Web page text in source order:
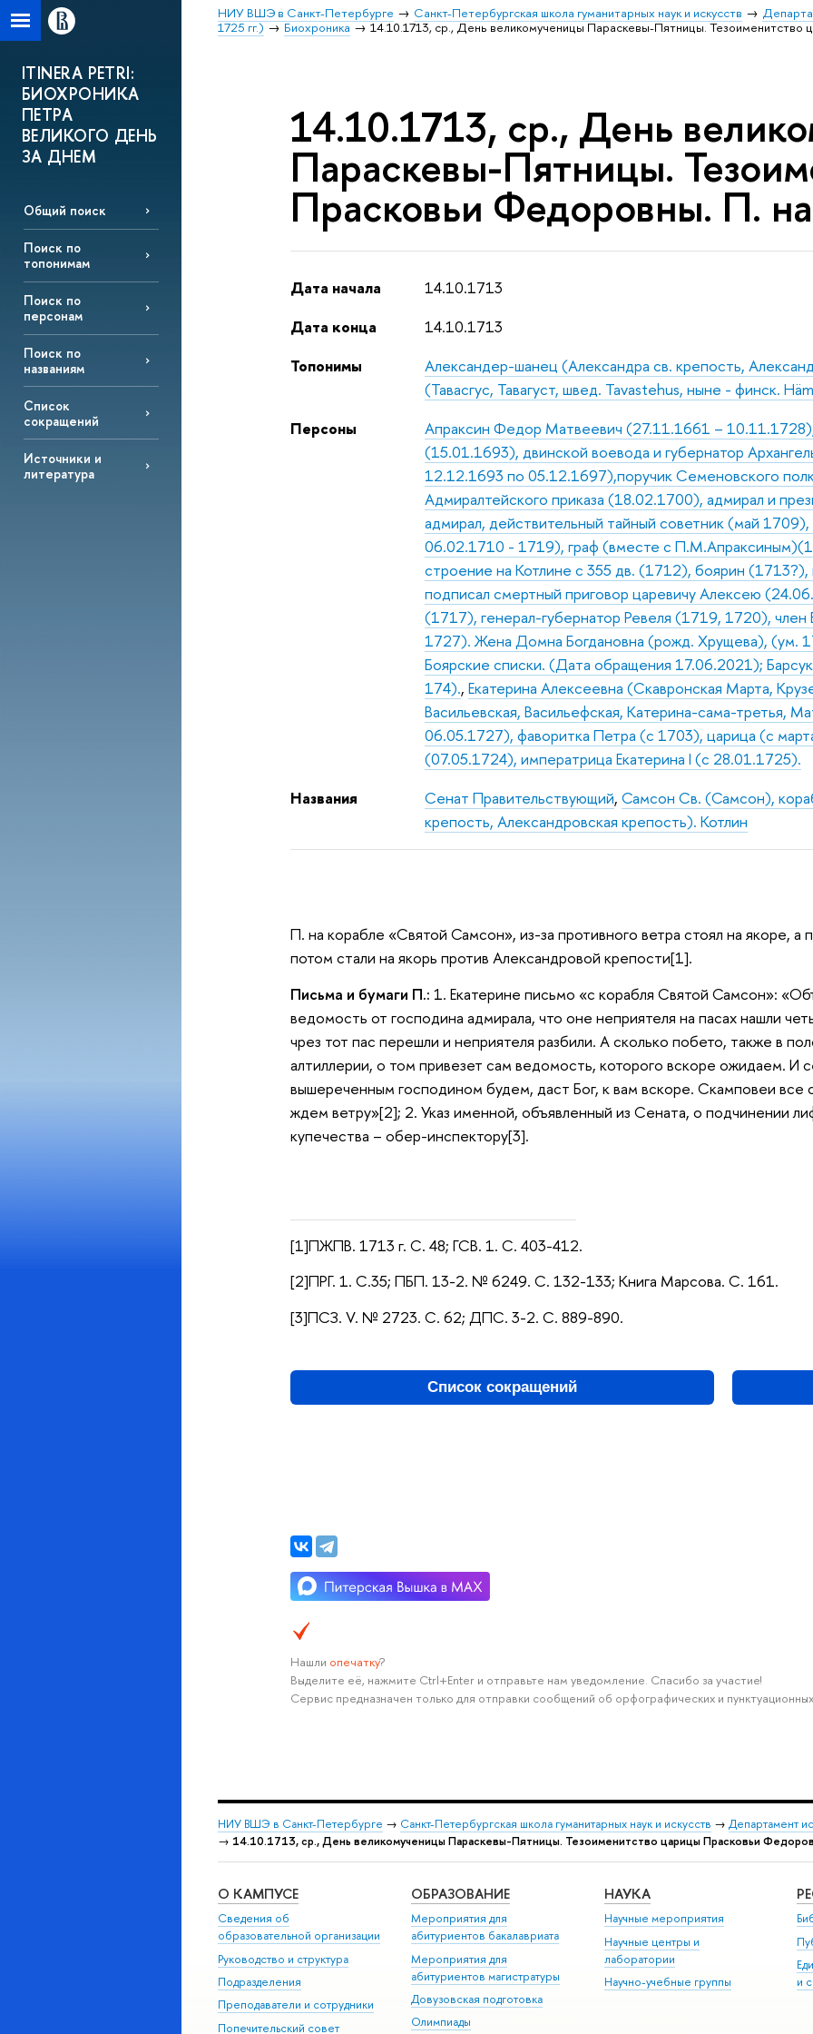
НИУ ВШЭ в Санкт-Петербурге Санкт-Петербургская школа гуманитарных наук и искусств
1725 гг.)
Биохроника 14.10.1713, ср., День великомученицы Параскевы-Пятницы.
ITINERA PETRI:
БИОХРОНИКА
ПЕТРА
ВЕЛИКОГО ДЕНЬ
ЗА ДНЕМ
Общий поиск
Поиск по
топонимам
Поиск по
персонам
Поиск по
названиям
Список
сокращений
Источники и
литература
14.10.1713, ср., День
Параскевы-Пятницы.
Прасковьи Федоровны. П.
Дата начала
14.10.1713
Дата конца
14.10.1713
Топонимы
Александер-шанец (Александра св. крепость,
(Тавасгус, Тавагуст, швед. Tavastehus, ныне - финск.
Персоны
Апраксин Федор Матвеевич (27.11.1661 –
(15.01.1693), двинской воевода и губернатор
12.12.1693 по 05.12.1697),поручик Семеновского
Адмиралтейского приказа (18.02.1700), адмирал и
адмирал, действительный тайный советник (май
06.02.1710 - 1719), граф (вместе с
строение на Котлине с 355 дв. (1712), боярин
подписал смертный приговор царевичу Алексею
(1717), генерал-губернатор Ревеля (1719, 1720),
1727). Жена Домна Богдановна (рожд. Хрущева), (ум.
Боярские списки. (Дата обращения 17.06.2021);
174).,Екатерина Алексеевна (Скавронская Марта,
Васильевская, Васильефская, Катерина-сама-третья,
06.05.1727), фаворитка Петра (с 1703), царица (с
(07.05.1724), императрица Екатерина I (с 28.01.1725).
Названия
Сенат Правительствующий,Самсон Св. (Самсон),
крепость, Александровская крепость). Котлин
П. на корабле «Святой Самсон», из-за противного ветра стоял на якоре, а
потом стали на якорь против Александровой крепости[1].
Письма и бумаги П.: 1. Екатерине письмо «с корабля Святой Самсон»:
ведомость от господина адмирала, что оне неприятеля на пасах нашли
чрез тот пас перешли и неприятеля разбили. А сколько побето, также в
алтиллерии, о том привезет сам ведомость, которого вскоре ожидаем.
вышереченным господином будем, даст Бог, к вам вскоре. Скамповеи все
ждем ветру»[2]; 2. Указ именной, объявленный из Сената, о подчинении
купечества – обер-инспектору[3].
[1]ПЖПВ. 1713 г. С. 48; ГСВ. 1. С. 403-412.
[2]ПРГ. 1. С.35; ПБП. 13-2. № 6249. С. 132-133; Книга Марсова. С. 161.
[3]ПСЗ. V. № 2723. С. 62; ДПС. 3-2. С. 889-890.
Список сокращений
Нашли опечатку?
Выделите её, нажмите Ctrl+Enter и отправьте нам уведомление. Спасибо за участие!
Сервис предназначен только для отправки сообщений об орфографических и
НИУ ВШЭ в Санкт-Петербурге → Санкт-Петербургская школа гуманитарных наук и искусств → Департамент
→ 14.10.1713, ср., День великомученицы Параскевы-Пятницы. Тезоименитство царицы Прасковьи
О КАМПУСЕ
Сведения об
образовательной организации
Руководство и структура
Подразделения
Преподаватели и сотрудники
Попечительский совет
ОБРАЗОВАНИЕ
Мероприятия для
абитуриентов бакалавриата
Мероприятия для
абитуриентов магистратуры
Довузовская подготовка
Олимпиады
НАУКА
Научные мероприятия
Научные центры и
лаборатории
Научно-учебные группы
и